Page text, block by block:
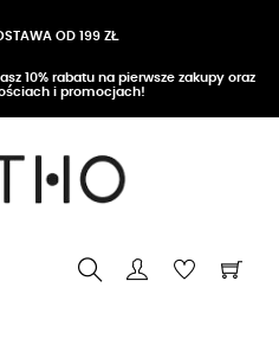
OD 199 ZŁ
10% rabatu na pierwsze zakupy oraz
i promocjach!